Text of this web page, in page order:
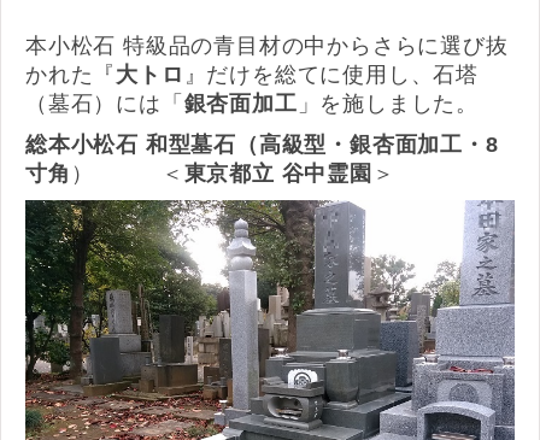
本小松石 特級品の青目材の中からさらに選び抜
かれた『 大トロ 』だけを総てに使用し、石塔
（墓石）には「 銀杏面加工 」を施しました。
総本小松石 和型墓石（高級型・銀杏面加工・8
寸角 ） ＜ 東京都立 谷中霊園 ＞